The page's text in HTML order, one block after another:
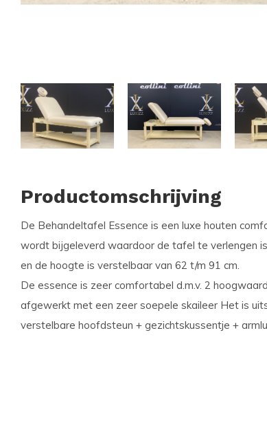
Productomschrijving
De Behandeltafel Essence is een luxe houten
wordt bijgeleverd waardoor de tafel te verlengen
en de hoogte is verstelbaar van 62 t/m 91 cm.
De essence is zeer comfortabel d.m.v. 2
afgewerkt met een zeer soepele skaileer Het is
verstelbare hoofdsteun + gezichtskussentje +